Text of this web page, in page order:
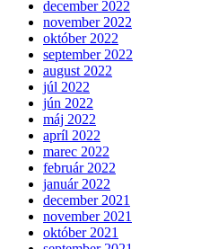
december 2022
november 2022
október 2022
september 2022
august 2022
júl 2022
jún 2022
máj 2022
apríl 2022
marec 2022
február 2022
január 2022
december 2021
november 2021
október 2021